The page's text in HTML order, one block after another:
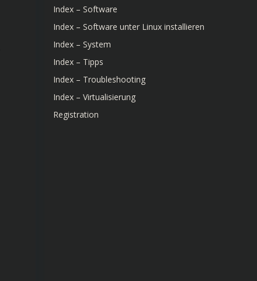
Index – Software
Index – Software unter Linux installieren
Index – System
Index – Tipps
Index – Troubleshooting
Index – Virtualisierung
Registration